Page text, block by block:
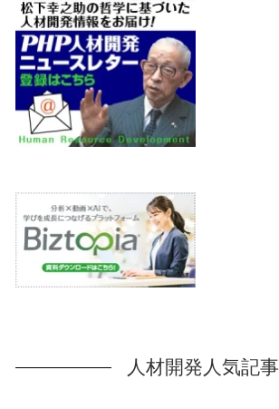
人材開発人気記事